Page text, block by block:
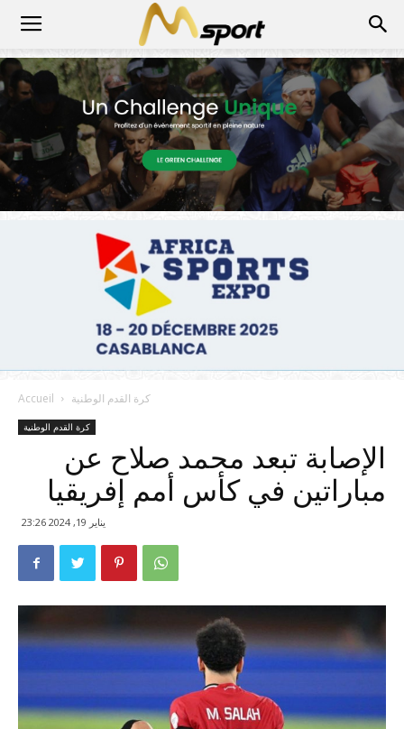
Accueil كرة القدم الوطنية
كرة القدم الوطنية
الإصابة تبعد محمد صلاح عن
مباراتين في كأس أمم إفريقيا
يناير 19, 2024 23:26